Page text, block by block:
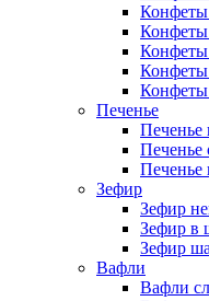
Конфеты
Конфеты
Конфеты
Печенье
Печенье
Печенье
Печенье
Зефир
Зефир
Зефир в
Зефир
Вафли
Вафли